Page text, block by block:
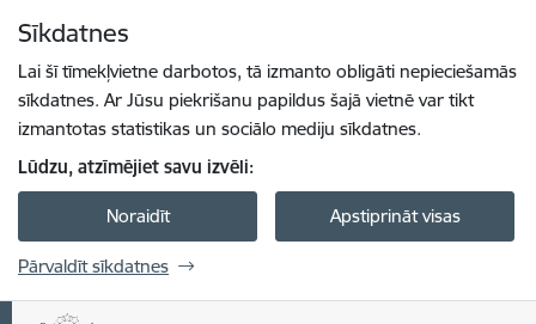
Sīkdatnes
Lai šī tīmekļvietne darbotos, tā izmanto obligāti nepieciešamās
sīkdatnes. Ar Jūsu piekrišanu papildus šajā vietnē var tikt
izmantotas statistikas un sociālo mediju sīkdatnes.
Lūdzu, atzīmējiet savu izvēli:
Noraidīt Apstiprināt visas
Pārvaldīt sīkdatnes